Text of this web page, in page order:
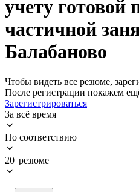
учету готовой
частичной
Балабаново
Чтобы видеть все резюме,
После регистрации покажем
Зарегистрироваться
За всё время
По соответствию
20 резюме